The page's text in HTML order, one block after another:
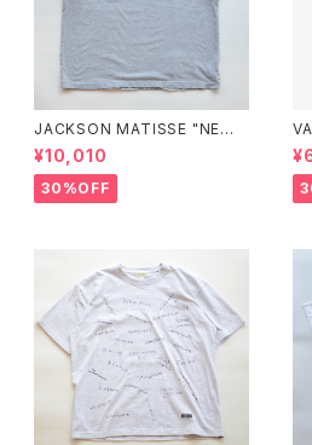
JACKSON MATISSE "NEW
YORK CITY OF LIBERTY Te
e"
¥10,010
30%OFF
K"